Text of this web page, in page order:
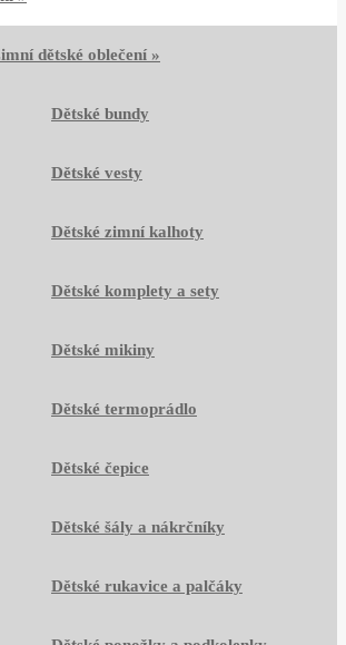
dětské oblečení »
Dětské bundy
Dětské vesty
Dětské zimní kalhoty
Dětské komplety a sety
Dětské mikiny
Dětské termoprádlo
Dětské čepice
Dětské šály a nákrčníky
Dětské rukavice a palčáky